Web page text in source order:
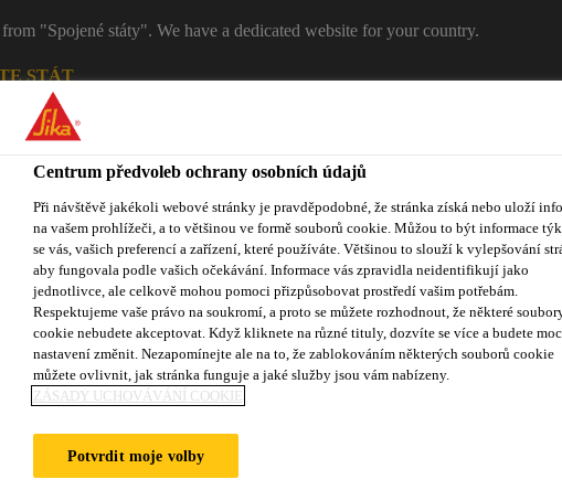
"Spojené státy". We have a dedicated website for your country.
STÁT
/ PRŮMYSL
Inovace Reference Služby zákazníkům Události Dokumentace
Centrum předvoleb ochrany osobních údajů
Při návštěvě jakékoli webové stránky je pravděpodobné, že stránka získá nebo uloží
na vašem prohlížeči, a to většinou ve formě souborů cookie. Můžou to být informace
se vás, vašich preferencí a zařízení, které používáte. Většinou to slouží k vylepšování
aby fungovala podle vašich očekávání. Informace vás zpravidla neidentifikují jako
jednotlivce, ale celkově mohou pomoci přizpůsobovat prostředí vašim potřebám.
Respektujeme vaše právo na soukromí, a proto se můžete rozhodnout, že některé
cookie nebudete akceptovat. Když kliknete na různé tituly, dozvíte se více a budete
nastavení změnit. Nezapomínejte ale na to, že zablokováním některých souborů cookie
můžete ovlivnit, jak stránka funguje a jaké služby jsou vám nabízeny.
ZÁSADY UCHOVÁVÁNÍ COOKIE
Potvrdit moje volby